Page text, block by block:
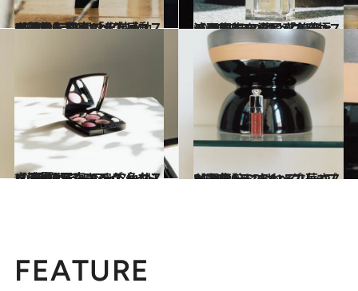
2020.12.12
【画像】CREAベストコスメ 2020ランキング 感動の美肌を作る「化粧水」BEST5を写真でチェック！
ビューティ＆ヘルス 2020.12.12
【画像】CREAベストコスメ 2020ランキング 究極の肌回復を導く「美容液」BEST5を写真でチェック！
ビューティ＆ヘルス
2020.12.8
【画像】CREAベストコスメ 2020ランキング 色めく濃厚カラー アイシャドウ5選を写真でチェック！
ビューティ＆ヘルス 2020.12.9
【画像】CREAベストコスメ 2020ランキング 華やかな気分になれる リップBEST5
ビューティ＆ヘルス
FEATURE